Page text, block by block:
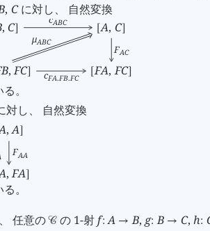
, Cに対し、 自然変換
, C] [A, C]
B, FC] [FA, FC]
cABC
FAC
cFA,FB,FC
μABC
。
対し、 自然変換
, A
, FA
FAA
。
任意の󰒚 の 1-射f: A → B, g: B → C, h: